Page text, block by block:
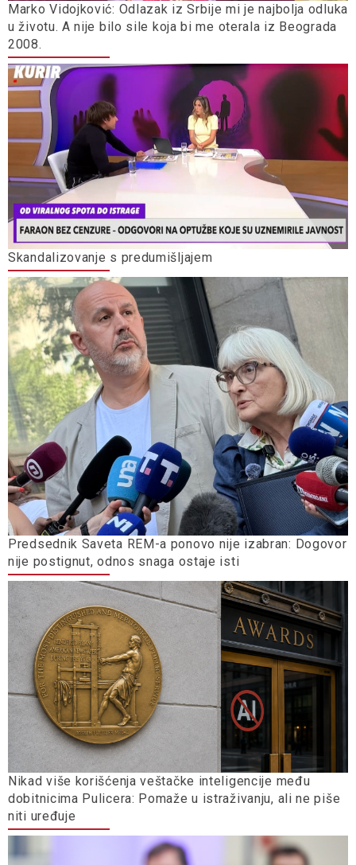
Marko Vidojković: Odlazak iz Srbije mi je najbolja odluka
u životu. A nije bilo sile koja bi me oterala iz Beograda
2008.
Skandalizovanje s predumišljajem
Predsednik Saveta REM-a ponovo nije izabran: Dogovor
nije postignut, odnos snaga ostaje isti
Nikad više korišćenja veštačke inteligencije među
dobitnicima Pulicera: Pomaže u istraživanju, ali ne piše
niti uređuje